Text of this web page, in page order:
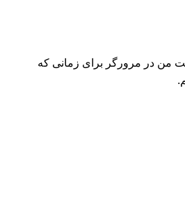
من در مرورگر برای زمانی که